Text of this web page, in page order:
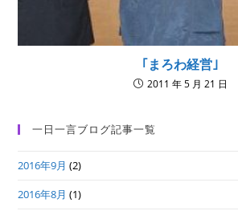
｢まろわ経営｣
2011 年 5 月 21 日
一日一言ブログ記事一覧
2016年9月 (2)
2016年8月 (1)